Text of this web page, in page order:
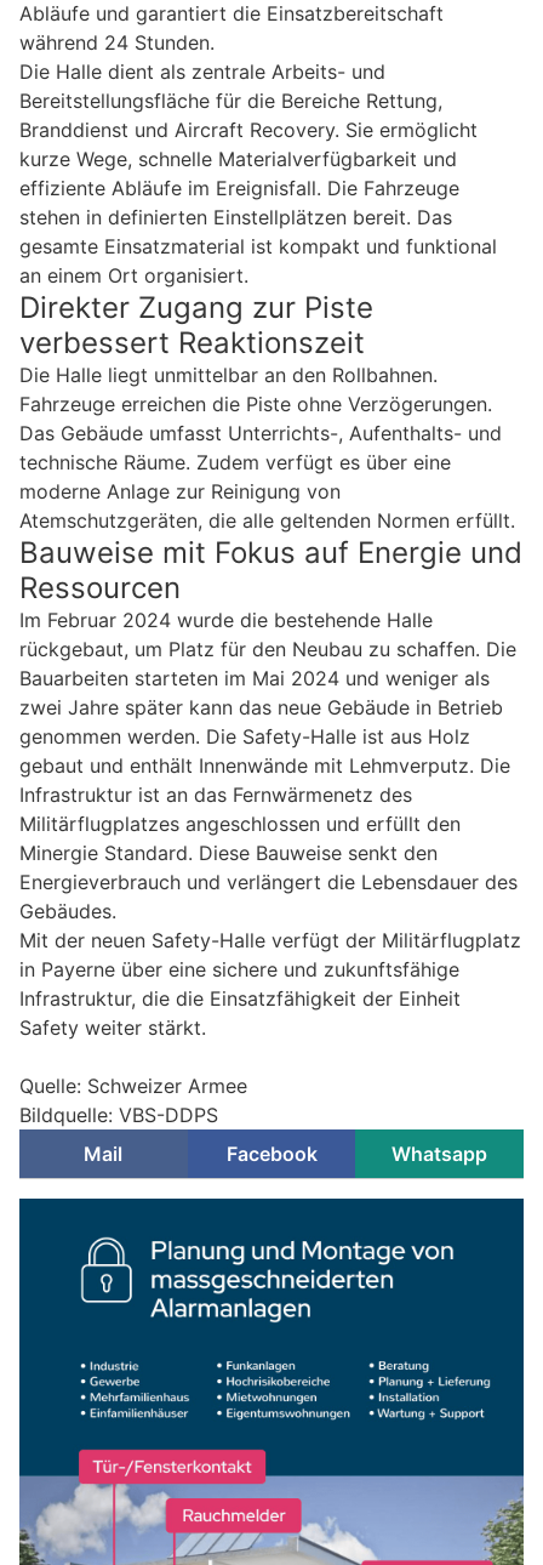
Abläufe und garantiert die Einsatzbereitschaft
während 24 Stunden.
Die Halle dient als zentrale Arbeits- und
Bereitstellungsfläche für die Bereiche Rettung,
Branddienst und Aircraft Recovery. Sie ermöglicht
kurze Wege, schnelle Materialverfügbarkeit und
effiziente Abläufe im Ereignisfall. Die Fahrzeuge
stehen in definierten Einstellplätzen bereit. Das
gesamte Einsatzmaterial ist kompakt und funktional
an einem Ort organisiert.
Direkter Zugang zur Piste
verbessert Reaktionszeit
Die Halle liegt unmittelbar an den Rollbahnen.
Fahrzeuge erreichen die Piste ohne Verzögerungen.
Das Gebäude umfasst Unterrichts-, Aufenthalts- und
technische Räume. Zudem verfügt es über eine
moderne Anlage zur Reinigung von
Atemschutzgeräten, die alle geltenden Normen erfüllt.
Bauweise mit Fokus auf Energie und
Ressourcen
Im Februar 2024 wurde die bestehende Halle
rückgebaut, um Platz für den Neubau zu schaffen. Die
Bauarbeiten starteten im Mai 2024 und weniger als
zwei Jahre später kann das neue Gebäude in Betrieb
genommen werden. Die Safety-Halle ist aus Holz
gebaut und enthält Innenwände mit Lehmverputz. Die
Infrastruktur ist an das Fernwärmenetz des
Militärflugplatzes angeschlossen und erfüllt den
Minergie Standard. Diese Bauweise senkt den
Energieverbrauch und verlängert die Lebensdauer des
Gebäudes.
Mit der neuen Safety-Halle verfügt der Militärflugplatz
in Payerne über eine sichere und zukunftsfähige
Infrastruktur, die die Einsatzfähigkeit der Einheit
Safety weiter stärkt.
Quelle: Schweizer Armee
Bildquelle: VBS-DDPS
Mail
Facebook Whatsapp